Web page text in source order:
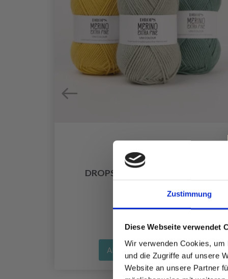
Zustimmung
Diese Webseite verwendet
Wir verwenden Cookies,
und die Zugriffe auf unsere
Website an unsere Partner
DROPS MERINO EXTRA FINE
Alle Optionen ansehen